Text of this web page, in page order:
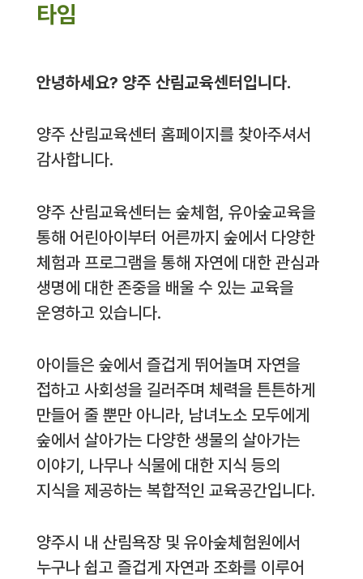
타임
안녕하세요? 양주 산림교육센터입니다.
양주 산림교육센터 홈페이지를 찾아주셔서
감사합니다.
양주 산림교육센터는 숲체험, 유아숲교육을
통해 어린아이부터 어른까지 숲에서 다양한
체험과 프로그램을 통해 자연에 대한 관심과
생명에 대한 존중을 배울 수 있는 교육을
운영하고 있습니다.
아이들은 숲에서 즐겁게 뛰어놀며 자연을
접하고 사회성을 길러주며 체력을 튼튼하게
만들어 줄 뿐만 아니라, 남녀노소 모두에게
숲에서 살아가는 다양한 생물의 살아가는
이야기, 나무나 식물에 대한 지식 등의
지식을 제공하는 복합적인 교육공간입니다.
양주시 내 산림욕장 및 유아숲체험원에서
누구나 쉽고 즐겁게 자연과 조화를 이루어